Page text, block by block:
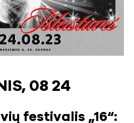
08 24
festivalis „16“: